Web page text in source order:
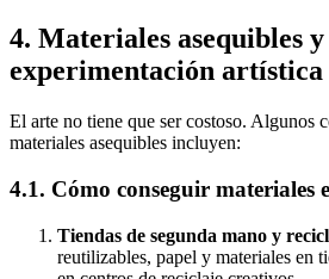
4. Materiales asequibles y
experimentación artística
El arte no tiene que ser costoso. Algunos
materiales asequibles incluyen:
4.1. Cómo conseguir materiales
Tiendas de segunda mano y
reutilizables, papel y materiales en